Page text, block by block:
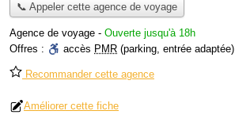
📞 Appeler cette agence de voyage
Agence de voyage - Ouverte jusqu'à 18h
Offres :
accès PMR (parking, entrée adaptée)
Recommander cette agence
Améliorer cette fiche